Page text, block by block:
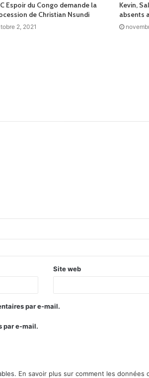
Espoir du Congo demande la
de Christian Nsundi
2, 2021
Kevin,
absents
Site web
par e-mail.
par e-mail.
En savoir plus sur comment les données